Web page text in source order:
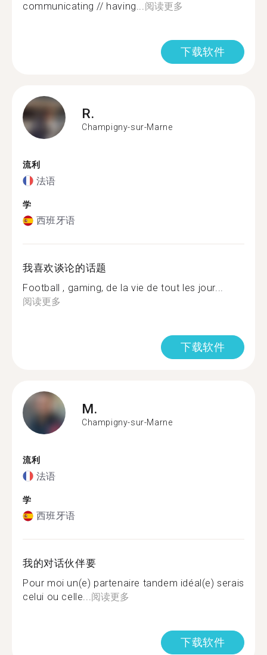
communicating // having...阅读更多
下载软件
R.
Champigny-sur-Marne
流利
法语
学
西班牙语
我喜欢谈论的话题
Football , gaming, de la vie de tout les jour...
阅读更多
下载软件
M.
Champigny-sur-Marne
流利
法语
学
西班牙语
我的对话伙伴要
Pour moi un(e) partenaire tandem idéal(e) serais
celui ou celle...阅读更多
下载软件